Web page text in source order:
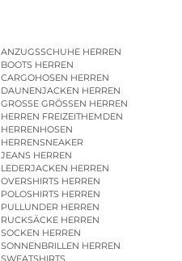
ANZUGSSCHUHE HERREN
BOOTS HERREN
CARGOHOSEN HERREN
DAUNENJACKEN HERREN
GROSSE GRÖSSEN HERREN
HERREN FREIZEITHEMDEN
HERRENHOSEN
HERRENSNEAKER
JEANS HERREN
LEDERJACKEN HERREN
OVERSHIRTS HERREN
POLOSHIRTS HERREN
PULLUNDER HERREN
RUCKSÄCKE HERREN
SOCKEN HERREN
SONNENBRILLEN HERREN